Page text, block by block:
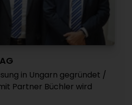
in Ungarn gegründet /
Partner Büchler wird